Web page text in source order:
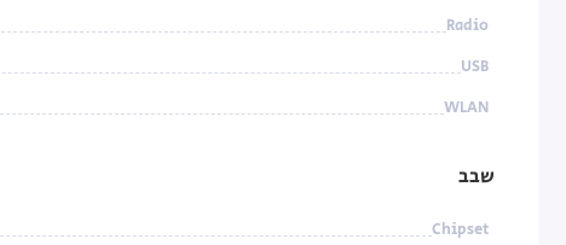
Radio
USB
WLAN
שבב
Chipset